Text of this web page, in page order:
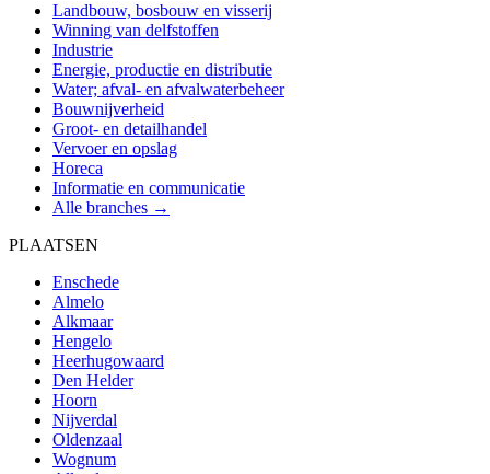
Landbouw, bosbouw en visserij
Winning van delfstoffen
Industrie
Energie, productie en distributie
Water; afval- en afvalwaterbeheer
Bouwnijverheid
Groot- en detailhandel
Vervoer en opslag
Horeca
Informatie en communicatie
Alle branches →
PLAATSEN
Enschede
Almelo
Alkmaar
Hengelo
Heerhugowaard
Den Helder
Hoorn
Nijverdal
Oldenzaal
Wognum